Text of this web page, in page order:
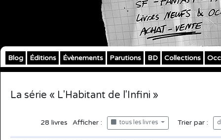
Blog Éditions Évènements Parutions BD Collections
La série « L'Habitant de l'Infini »
28 livres Afficher : tous les livres Trier par :